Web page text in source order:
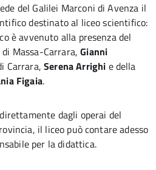
del Galilei Marconi di Avenza il
destinato al liceo scientifico:
è avvenuto alla presenza del
Massa-Carrara,Gianni
Carrara,Serena Arrighi e della
Figaia.
dagli operai del
il liceo può contare adesso
per la didattica.